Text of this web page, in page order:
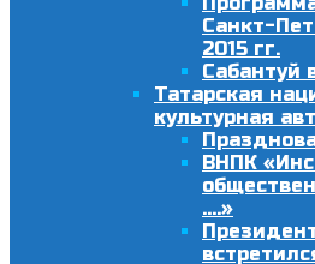
Санкт-
2015 гг.
Сабантуй
Татарская
культурная
ВНПК
….»